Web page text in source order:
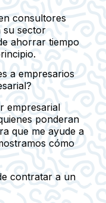
consultores
su sector
ahorrar tiempo
a empresarios
empresarial
ponderan
que me ayude a
cómo
contratar a un